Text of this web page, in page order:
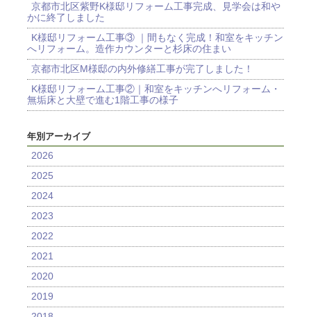
京都市北区紫野K様邸リフォーム工事完成、見学会は和や
かに終了しました
K様邸リフォーム工事③ ｜間もなく完成！和室をキッチン
へリフォーム。造作カウンターと杉床の住まい
京都市北区M様邸の内外修繕工事が完了しました！
K様邸リフォーム工事②｜和室をキッチンへリフォーム・
無垢床と大壁で進む1階工事の様子
年別アーカイブ
2026
2025
2024
2023
2022
2021
2020
2019